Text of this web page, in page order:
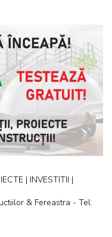
| INVESTITII |
& Fereastra - Tel: